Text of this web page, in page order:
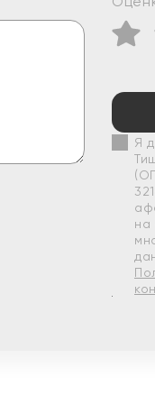
Я
на